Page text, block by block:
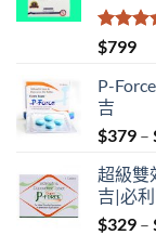
評分
滿分 5
$799
P-
吉
$379 –
超級雙
吉|必
$329 –